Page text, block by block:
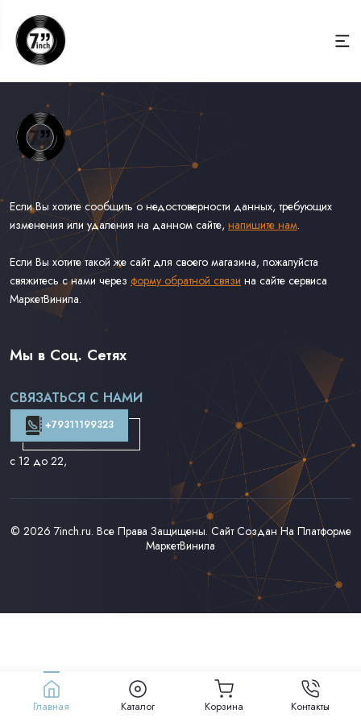
Если Вы хотите сообщить о недостоверности данных, требующих
изменения или удаления на данном сайте, напишите нам.
Если Вы хотите такой же сайт для своего магазина, пожалуйста
свяжитесь с нами через форму обратной связи на сайте сервиса
МаркетВинила.
Весь Каталог Винила на 7''
Рок на 7''
Доставка и Оплата
Контакты
Мы в Соц. Сетях
СВЯЗАТЬСЯ С НАМИ
+79311199323
с 12 до 22,
© 2026 7inch.ru. Все Права Защищены. Сайт Создан На Платформе
МаркетВинила
Главная Каталог Корзина Контакты